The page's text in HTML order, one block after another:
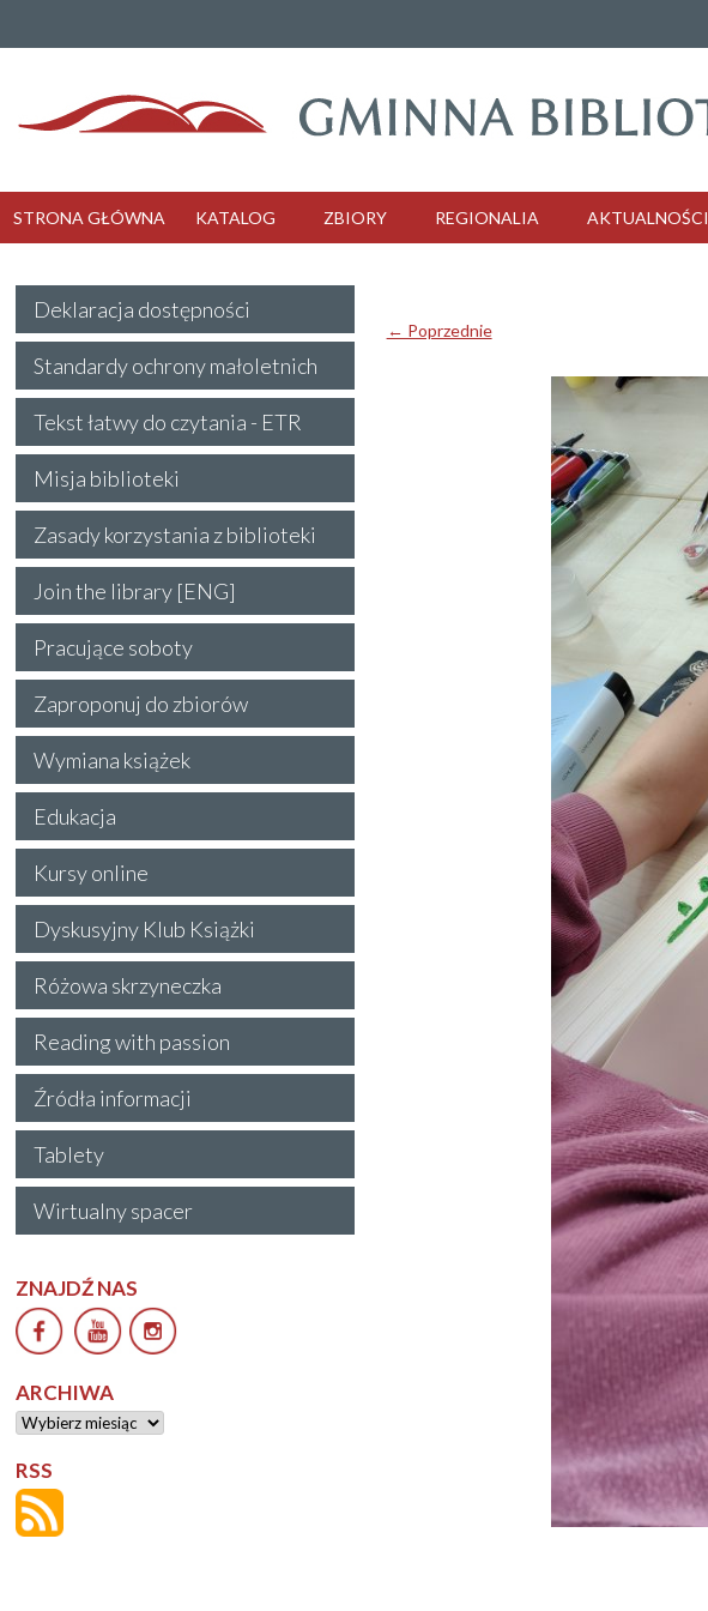
STRONA GŁÓWNA KATALOG ZBIORY REGIONALIA AKTUALNOŚCI
← Poprzednie
Deklaracja dostępności
Standardy ochrony małoletnich
Tekst łatwy do czytania - ETR
Misja biblioteki
Zasady korzystania z biblioteki
Join the library [ENG]
Pracujące soboty
Zaproponuj do zbiorów
Wymiana książek
Edukacja
Kursy online
Dyskusyjny Klub Książki
Różowa skrzyneczka
Reading with passion
Źródła informacji
Tablety
Wirtualny spacer
ZNAJDŹ NAS
ARCHIWA
Archiwa
RSS